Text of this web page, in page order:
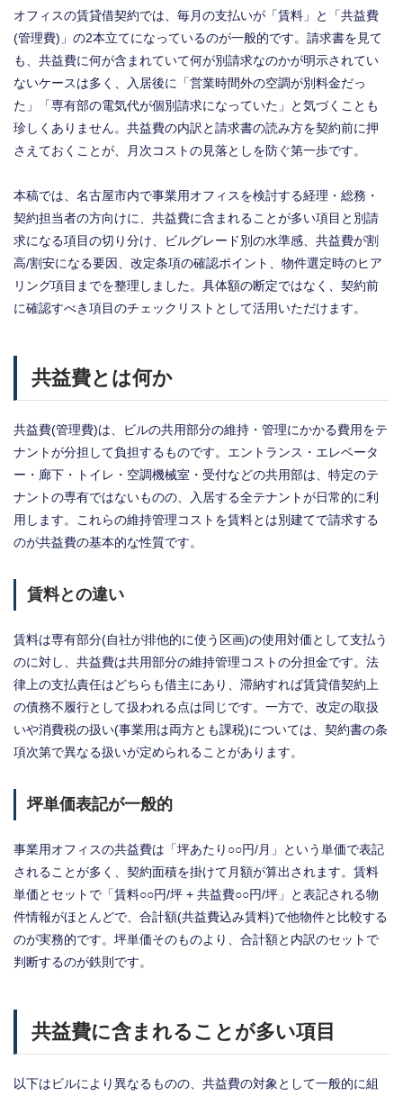
オフィスの賃貸借契約では、毎月の支払いが「賃料」と「共益費
(管理費)」の2本立てになっているのが一般的です。請求書を見て
も、共益費に何が含まれていて何が別請求なのかが明示されてい
ないケースは多く、入居後に「営業時間外の空調が別料金だっ
た」「専有部の電気代が個別請求になっていた」と気づくことも
珍しくありません。共益費の内訳と請求書の読み方を契約前に押
さえておくことが、月次コストの見落としを防ぐ第一歩です。
本稿では、名古屋市内で事業用オフィスを検討する経理・総務・
契約担当者の方向けに、共益費に含まれることが多い項目と別請
求になる項目の切り分け、ビルグレード別の水準感、共益費が割
高/割安になる要因、改定条項の確認ポイント、物件選定時のヒア
リング項目までを整理しました。具体額の断定ではなく、契約前
に確認すべき項目のチェックリストとして活用いただけます。
共益費とは何か
共益費(管理費)は、ビルの共用部分の維持・管理にかかる費用をテ
ナントが分担して負担するものです。エントランス・エレベータ
ー・廊下・トイレ・空調機械室・受付などの共用部は、特定のテ
ナントの専有ではないものの、入居する全テナントが日常的に利
用します。これらの維持管理コストを賃料とは別建てで請求する
のが共益費の基本的な性質です。
賃料との違い
賃料は専有部分(自社が排他的に使う区画)の使用対価として支払う
のに対し、共益費は共用部分の維持管理コストの分担金です。法
律上の支払責任はどちらも借主にあり、滞納すれば賃貸借契約上
の債務不履行として扱われる点は同じです。一方で、改定の取扱
いや消費税の扱い(事業用は両方とも課税)については、契約書の条
項次第で異なる扱いが定められることがあります。
坪単価表記が一般的
事業用オフィスの共益費は「坪あたり○○円/月」という単価で表記
されることが多く、契約面積を掛けて月額が算出されます。賃料
単価とセットで「賃料○○円/坪 + 共益費○○円/坪」と表記される物
件情報がほとんどで、合計額(共益費込み賃料)で他物件と比較する
のが実務的です。坪単価そのものより、合計額と内訳のセットで
判断するのが鉄則です。
共益費に含まれることが多い項目
以下はビルにより異なるものの、共益費の対象として一般的に組